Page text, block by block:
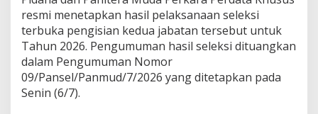
a
d
n
P
e
resmi menetapkan hasil pelaksanaan seleksi
terbuka pengisian kedua jabatan tersebut untuk
Tahun 2026. Pengumuman hasil seleksi dituangkan
dalam Pengumuman Nomor
09/Pansel/Panmud/7/2026 yang ditetapkan pada
Senin (6/7).